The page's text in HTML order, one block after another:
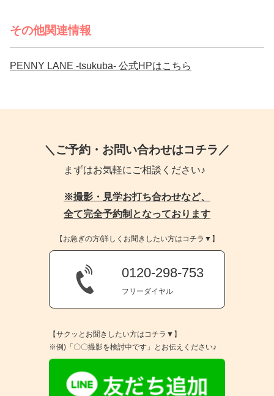
その他関連情報
PENNY LANE -tsukuba- 公式HPはこちら
＼ご予約・お問い合わせはコチラ／
まずはお気軽にご相談ください♪
※撮影・見学お打ち合わせなど、
全て完全予約制となっております
【お急ぎの方/詳しくお聞きしたい方はコチラ▼】
0120-298-753
フリーダイヤル
【サクッとお聞きしたい方はコチラ▼】
※例)「〇〇撮影を検討中です」とお伝えください♪